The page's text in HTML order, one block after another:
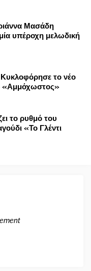
Μασάδη
υπέροχη μελωδική
το νέο
«Αμμόχωστος»
το ρυθμό του
«Το Γλέντι